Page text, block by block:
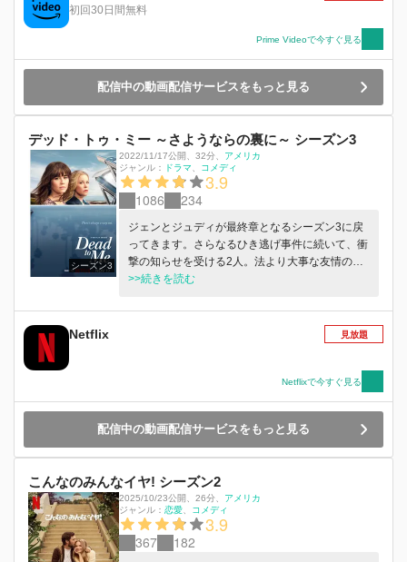
初回30日間無料
Prime Videoで今すぐ見る
配信中の動画配信サービスをもっと見る
デッド・トゥ・ミー ～さようならの裏に～ シーズン3
シーズン3
2022/11/17公開 32分
アメリカ
ジャンル：
ドラマ コメディ
3.9
1086 234
ジェンとジュディが最終章となるシーズン3に戻
ってきます。さらなるひき逃げ事件に続いて、衝
撃の知らせを受ける2人。法より大事な友情のた
めに、命を懸ける覚悟を決めます。
>>続きを読む
Netflix 見放題
Netflixで今すぐ見る
配信中の動画配信サービスをもっと見る
こんなのみんなイヤ! シーズン2
2025/10/23公開 26分
アメリカ
ジャンル： 恋愛 コメディ
3.9
367 182